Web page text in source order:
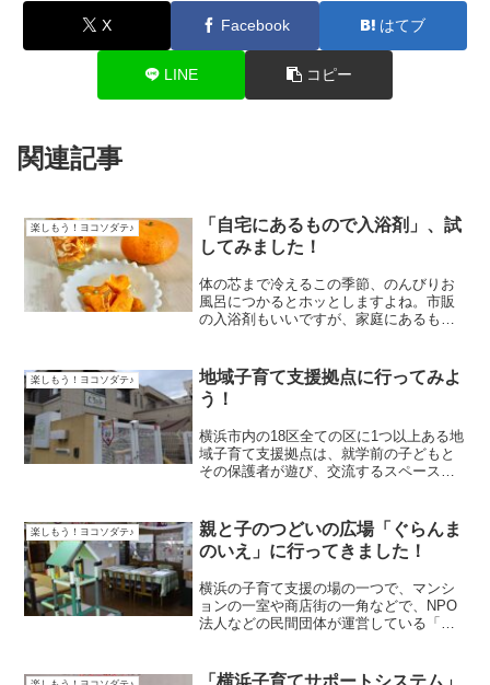
X Facebook はてブ
LINE コピー
関連記事
楽しもう！ヨコソダテ♪
「自宅にあるもので入浴剤」、試
してみました！
体の芯まで冷えるこの季節、のんびりお
風呂につかるとホッとしますよね。市販
の入浴剤もいいですが、家庭にあるもの
てきてびっくりします。簡単に手に入る
ものをいくつかご紹介しま...
楽しもう！ヨコソダテ♪
地域子育て支援拠点に行ってみよ
う！
横浜市内の18区全ての区に1つ以上ある地
域子育て支援拠点は、就学前の子どもと
その保護者が遊び、交流するスペースの
登録のうえ、無料で利用できます。今回
の「楽しもう！ヨコソ...
楽しもう！ヨコソダテ♪
親と子のつどいの広場「ぐらんま
のいえ」に行ってきました！
横浜の子育て支援の場の一つで、マンシ
ョンの一室や商店街の一角などで、NPO
法人などの民間団体が運営している「親
ての相談などを行っています。今回の
「横浜子育てサポートシステム」